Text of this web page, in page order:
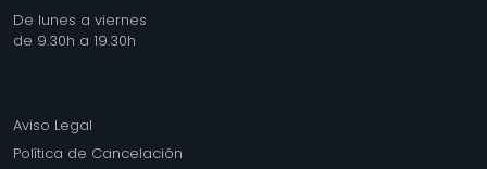
De lunes a viernes
de 9.30h a 19.30h
Aviso Legal
Política de Cancelación